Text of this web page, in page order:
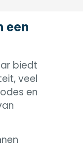
een
biedt
veel
en